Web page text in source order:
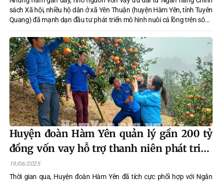
sách Xã hội, nhiều hộ dân ở xã Yên Thuận (huyện Hàm Yên, tỉnh Tuyên
Quang) đã mạnh dạn đầu tư phát triển mô hình nuôi cá lồng trên sông
Lô. Mô hình này không chỉ mang lại hiệu quả kinh tế cao mà còn góp
phần cải thiện đời sống và thúc đẩy phát triển kinh tế địa phương.
Huyện đoàn Hàm Yên quản lý gần 200 tỷ
đồng vốn vay hỗ trợ thanh niên phát triển
kinh tế
19/06/2025
Thời gian qua, Huyện đoàn Hàm Yên đã tích cực phối hợp với Ngân